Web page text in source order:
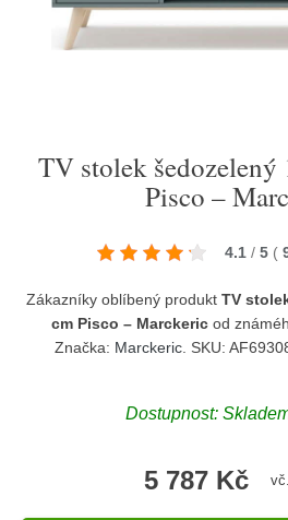
TV stolek
Pisco –
4.1 / 5 (
Zákazníky oblíbený produkt TV
cm Pisco – Marckericod
Značka: Marckeric . SKU:
Dostupnost:
5 787 Kč